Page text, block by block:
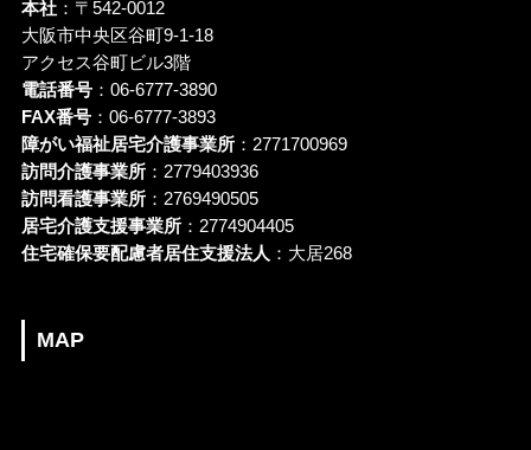
本社：〒542-0012
大阪市中央区谷町9-1-18
アクセス谷町ビル3階
電話番号：06-6777-3890
FAX番号：06-6777-3893
障がい福祉居宅介護事業所：2771700969
訪問介護事業所：2779403936
訪問看護事業所：2769490505
居宅介護支援事業所：2774904405
住宅確保要配慮者居住支援法人 ：大居268
MAP